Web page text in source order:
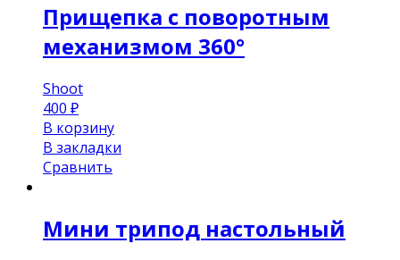
Прищепка с поворотным
механизмом 360°
Shoot
400 ₽
В корзину
В закладки
Сравнить
Мини трипод настольный